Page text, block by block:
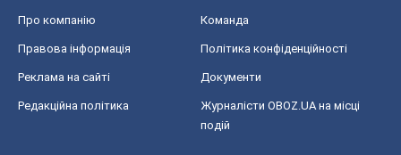
Про компанію Команда
Правова інформація Політика конфіденційності
Реклама на сайті Документи
Редакційна політика
Журналісти OBOZ.UA на місці
подій